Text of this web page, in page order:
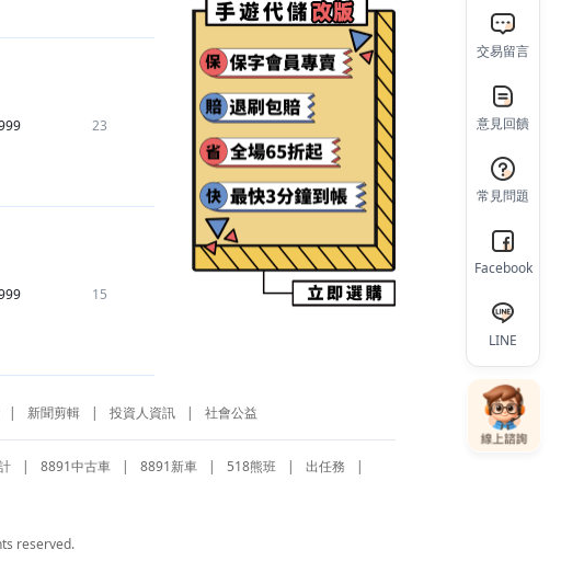
23
15
【Garena 傳說對決】 代儲1,500元
【Sky 光遇 Sky: Children of the Light 】帳號780 元
【薑餅人放置大戰爭 - 餅乾養成RPG 】代練107
【夢幻模擬戰 】帳號650
【貓咪大戰爭 】帳號340元
【LINE 殭屍學園】代儲1,200元
【和平菁英/和平精英（騰訊） 】代儲6,090元
【救世者之樹：新世界 】代儲450元
【hololive Dreams 】代儲1,700元
】遊戲幣2,000元
【Garena 傳說對決】代儲8,700元
【Garena 傳說對決】 代練500元
交易留言
意見回饋
常見問題
Facebook
LINE
| 新聞剪輯 | 投資人資訊 | 社會公益
| 8891中古車 | 8891新車 | 518熊班 | 出任務
|
reserved.